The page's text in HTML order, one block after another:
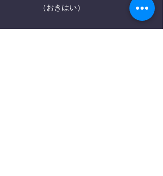
（おきはい）